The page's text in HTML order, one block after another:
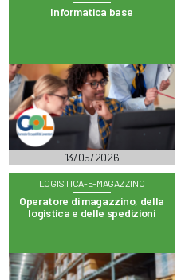
Informatica base
13/05/2026
LOGISTICA-E-MAGAZZINO
Operatore di magazzino, della
logistica e delle spedizioni